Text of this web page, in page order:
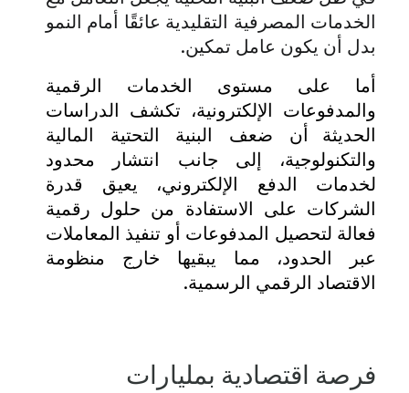
الخدمات المصرفية التقليدية عائقًا أمام النمو
بدل أن يكون عامل تمكين.
أما على مستوى الخدمات الرقمية
والمدفوعات الإلكترونية، تكشفالدراسات
الحديثة
أن ضعف البنية التحتية المالية
والتكنولوجية، إلى جانب انتشار محدود
لخدمات الدفع الإلكتروني، يعيق قدرة
الشركات على الاستفادة من حلول رقمية
فعالة لتحصيل المدفوعات أو تنفيذ المعاملات
عبر الحدود، مما يبقيها خارج منظومة
الاقتصاد الرقمي الرسمية.
فرصة اقتصادية بمليارات